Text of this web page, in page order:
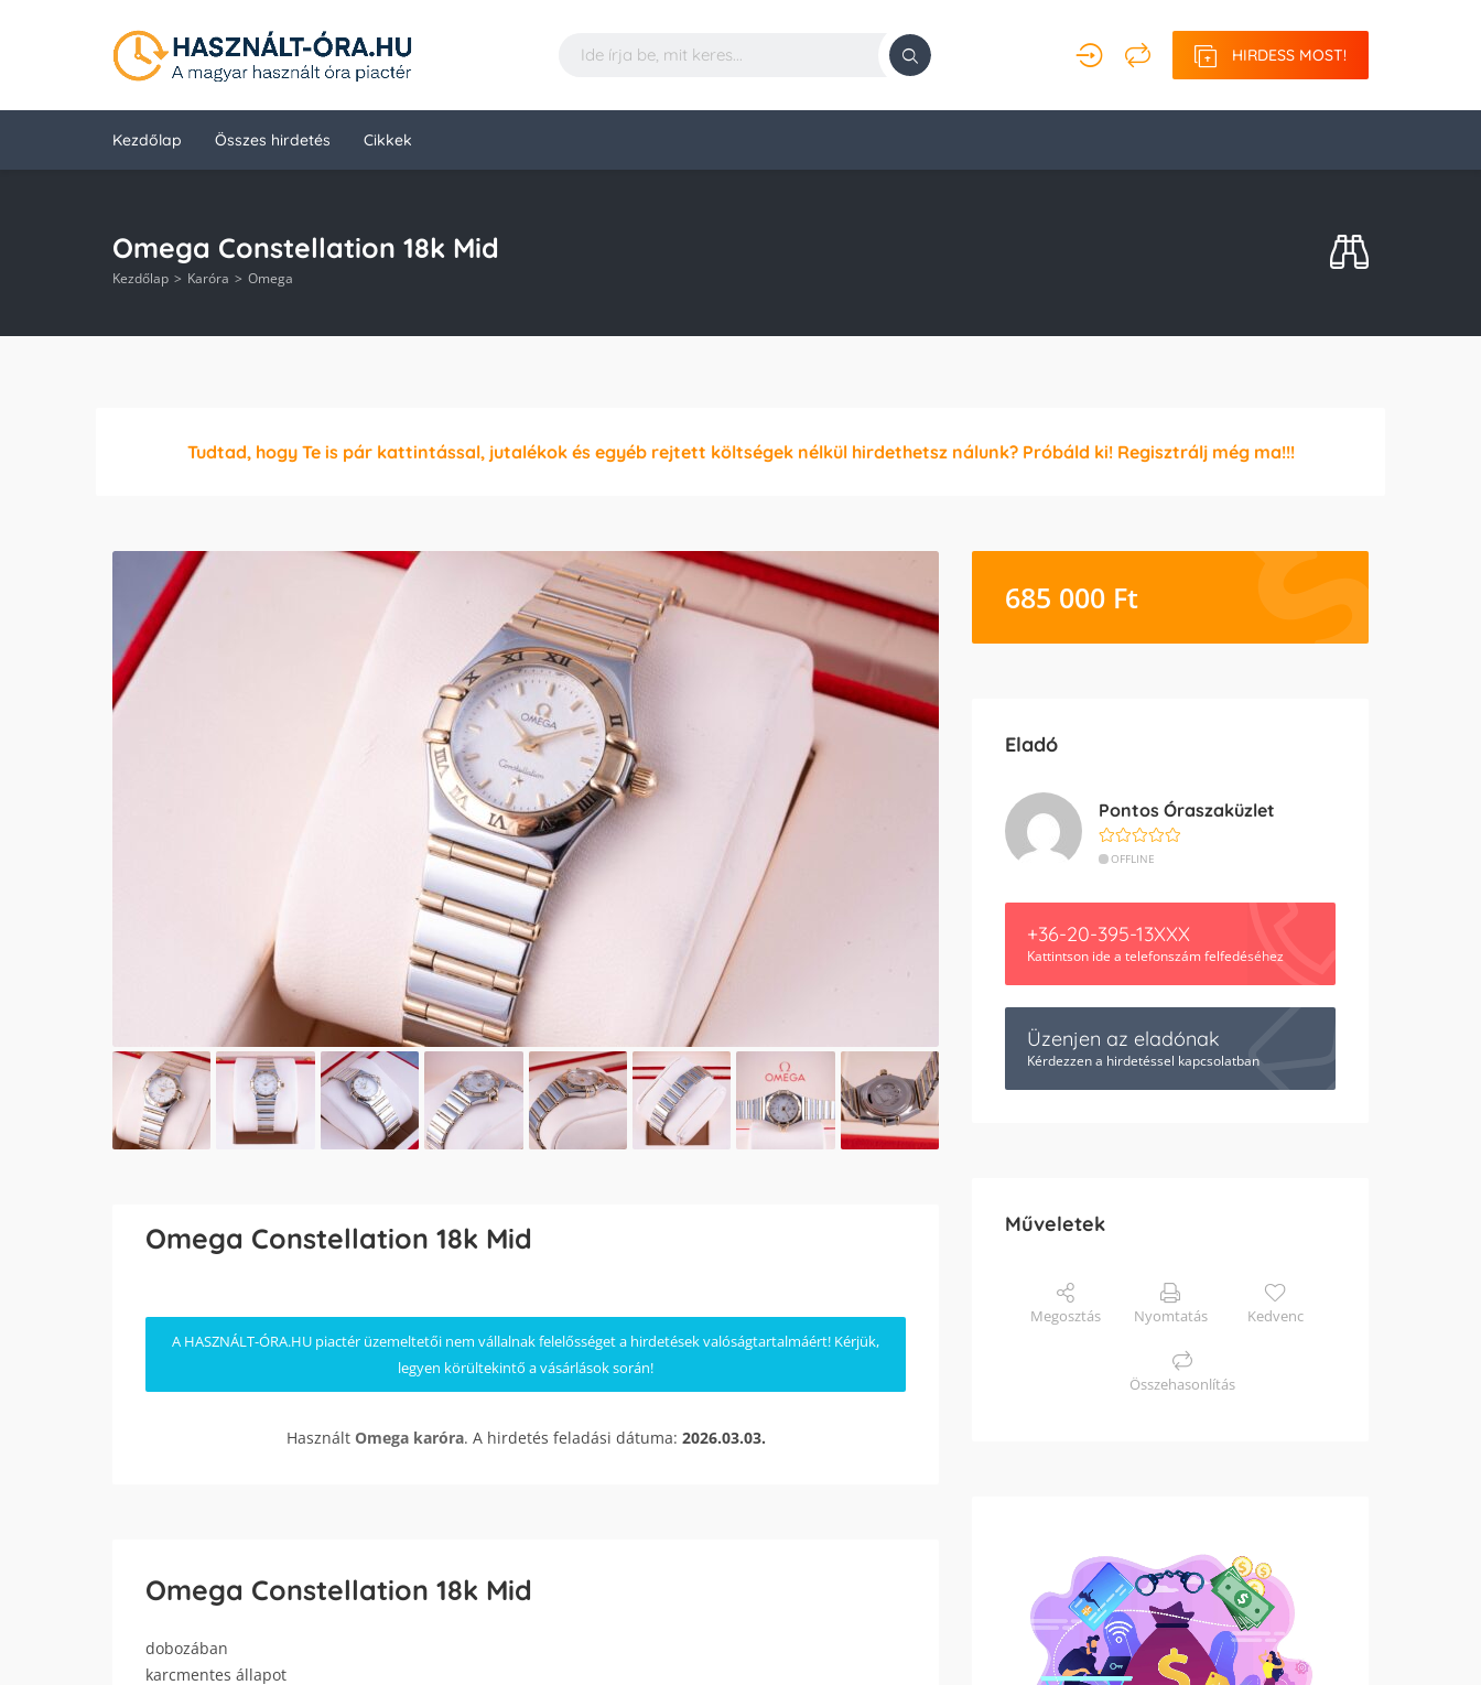
HIRDESS MOST!
Kezdőlap Összes hirdetés Cikkek
Omega Constellation 18k Mid
Kezdőlap Karóra Omega
Tudtad, hogy Te is pár kattintással, jutalékok és egyéb rejtett költségek nélkül hirdethetsz nálunk? Próbáld ki! Regisztrálj még ma!!!
Omega Constellation 18k Mid
A HASZNÁLT-ÓRA.HU piactér üzemeltetői nem vállalnak felelősséget a hirdetések valóságtartalmáért! Kérjük,
legyen körültekintő a vásárlások során!
Használt Omega karóra. A hirdetés feladási dátuma: 2026.03.03.
Omega Constellation 18k Mid
dobozában
karcmentes állapot
685 000 Ft
Eladó
Pontos Óraszaküzlet
OFFLINE
+36-20-395-13XXX
Kattintson ide a telefonszám felfedéséhez
Üzenjen az eladónak
Kérdezzen a hirdetéssel kapcsolatban
Műveletek
Megosztás Nyomtatás Kedvenc
Összehasonlítás